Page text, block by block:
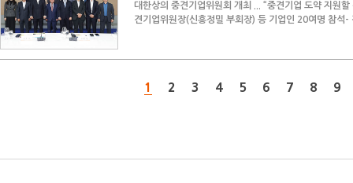
대한상의 중견기업위원회 개최 ... “중견기업 도약 지원
견기업위원장(신흥정밀 부회장) 등 기업인 20여명 참석
1 2 3 4 5 6 7 8 9